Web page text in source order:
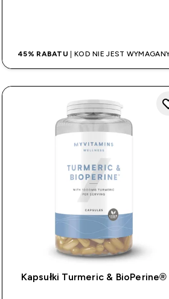
45% RABATU | KOD NIE JEST
Kapsułki Turmeric & BioPerine®